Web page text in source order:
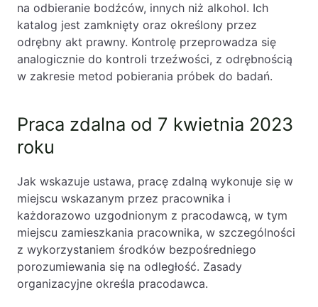
na odbieranie bodźców, innych niż alkohol. Ich
katalog jest zamknięty oraz określony przez
odrębny akt prawny. Kontrolę przeprowadza się
analogicznie do kontroli trzeźwości, z odrębnością
w zakresie metod pobierania próbek do badań.
Praca zdalna od 7 kwietnia 2023
roku
Jak wskazuje ustawa, pracę zdalną wykonuje się w
miejscu wskazanym przez pracownika i
każdorazowo uzgodnionym z pracodawcą, w tym
miejscu zamieszkania pracownika, w szczególności
z wykorzystaniem środków bezpośredniego
porozumiewania się na odległość. Zasady
organizacyjne określa pracodawca.